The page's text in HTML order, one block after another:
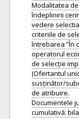
Modalitatea
îndeplinirii
vedere
criteriile de
întrebarea ”În
operatorul
de selecție
(Ofertantul
susținător/
de atribuire.
Documentele
cumulativă: